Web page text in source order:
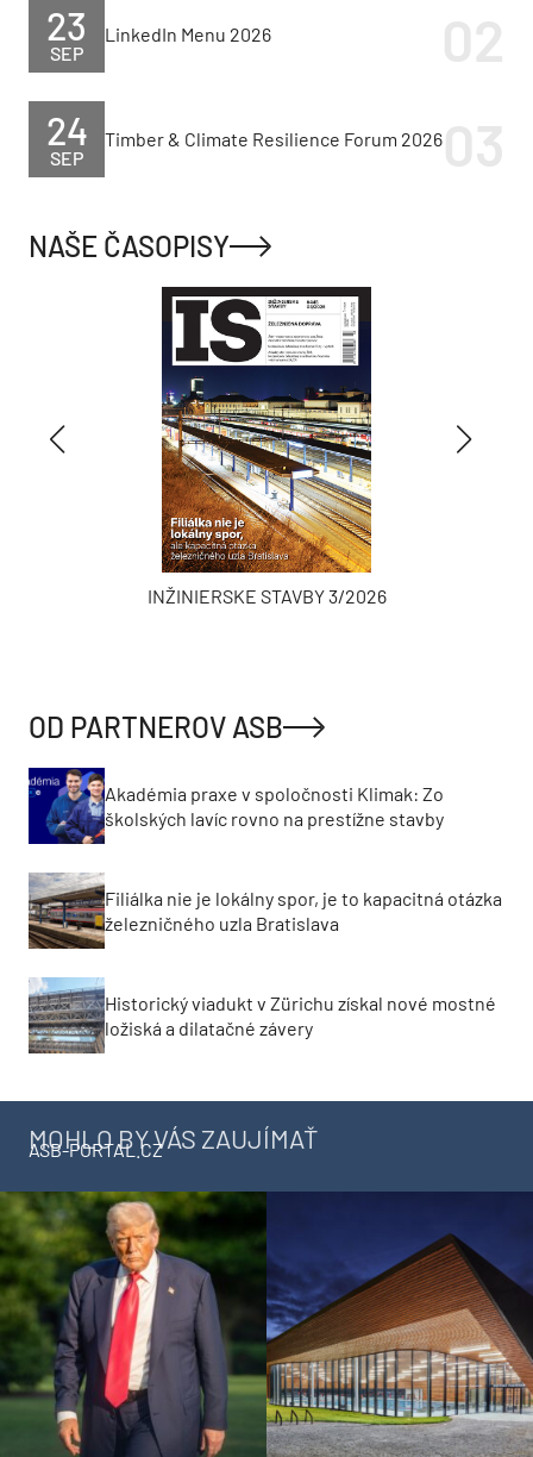
SEP
23 LinkedIn Menu 2026
SEP
24 Timber & Climate Resilience Forum 2026
NAŠE ČASOPISY
INŽINIERSKE STAVBY 3/2026
OD PARTNEROV ASB
Akadémia praxe v spoločnosti Klimak: Zo
školských lavíc rovno na prestížne stavby
Filiálka nie je lokálny spor, je to kapacitná otázka
železničného uzla Bratislava
Historický viadukt v Zürichu získal nové mostné
ložiská a dilatačné závery
MOHLO BY VÁS ZAUJÍMAŤ
ASB-PORTAL.CZ